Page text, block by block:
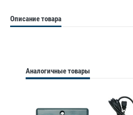
Описание товара
Аналогичные товары